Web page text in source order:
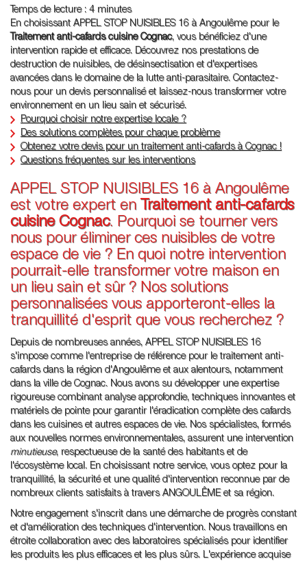
Temps de lecture : 4 minutes
En choisissant APPEL STOP NUISIBLES 16 à Angoulême pour le
Traitement anti-cafards cuisine Cognac, vous bénéficiez d'une
intervention rapide et efficace. Découvrez nos prestations de
destruction de nuisibles, de désinsectisation et d'expertises
avancées dans le domaine de la lutte anti-parasitaire. Contactez-
nous pour un devis personnalisé et laissez-nous transformer votre
environnement en un lieu sain et sécurisé.
Pourquoi choisir notre expertise locale ?
Des solutions complètes pour chaque problème
Obtenez votre devis pour un traitement anti-cafards à Cognac !
Questions fréquentes sur les interventions
APPEL STOP NUISIBLES 16 à Angoulême
est votre expert en Traitement anti-cafards
cuisine Cognac. Pourquoi se tourner vers
nous pour éliminer ces nuisibles de votre
espace de vie ? En quoi notre intervention
pourrait-elle transformer votre maison en
un lieu sain et sûr ? Nos solutions
personnalisées vous apporteront-elles la
tranquillité d'esprit que vous recherchez ?
Depuis de nombreuses années, APPEL STOP NUISIBLES 16
s'impose comme l'entreprise de référence pour le traitement anti-
cafards dans la région d'Angoulême et aux alentours, notamment
dans la ville de Cognac. Nous avons su développer une expertise
rigoureuse combinant analyse approfondie, techniques innovantes et
matériels de pointe pour garantir l'éradication complète des cafards
dans les cuisines et autres espaces de vie. Nos spécialistes, formés
aux nouvelles normes environnementales, assurent une intervention
minutieuse, respectueuse de la santé des habitants et de
l'écosystème local. En choisissant notre service, vous optez pour la
tranquillité, la sécurité et une qualité d'intervention reconnue par de
nombreux clients satisfaits à travers ANGOULÊME et sa région.
Notre engagement s'inscrit dans une démarche de progrès constant
et d'amélioration des techniques d'intervention. Nous travaillons en
étroite collaboration avec des laboratoires spécialisés pour identifier
les produits les plus efficaces et les plus sûrs. L'expérience acquise